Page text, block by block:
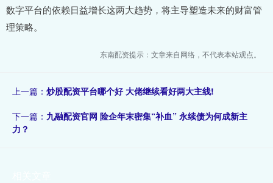
数字平台的依赖日益增长这两大趋势，将主导塑造未来的财富管
理策略。
东南配资提示：文章来自网络，不代表本站观点。
上一篇： 炒股配资平台哪个好 大佬继续看好两大主线!
下一篇： 九融配资官网 险企年末密集“补血” 永续债为何成新主
力？